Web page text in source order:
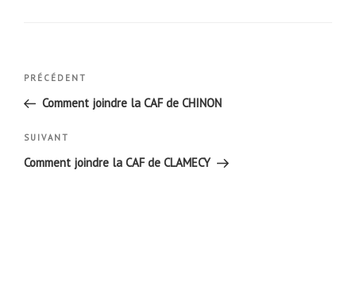
Navigation
l’article
Article
précédent
PRÉCÉDENT
Comment joindre la CAF de CHINON
Article
suivant
SUIVANT
Comment joindre la CAF de CLAMECY